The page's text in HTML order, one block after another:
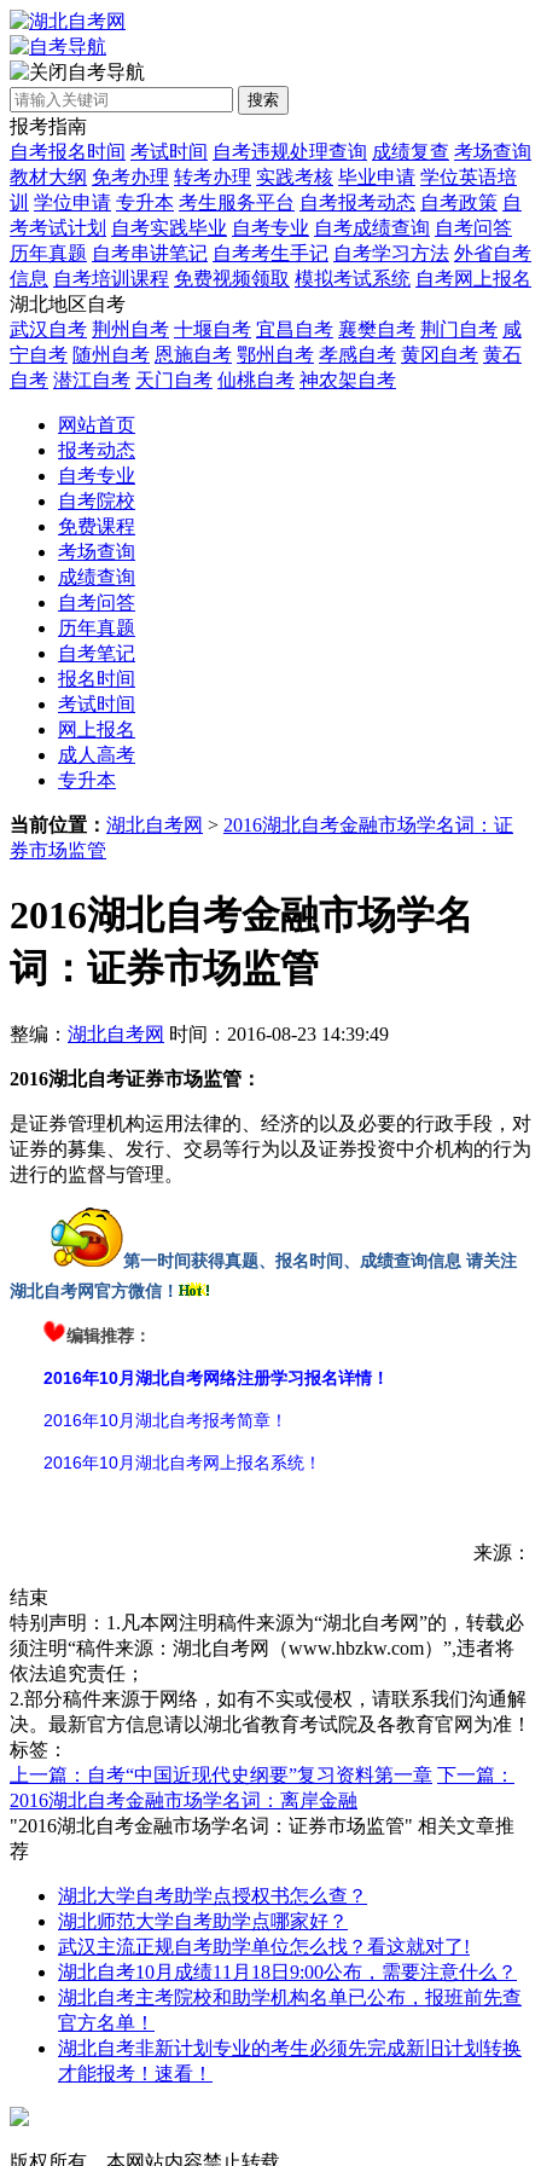
自考导航
搜索
报考指南
自考报名时间 考试时间 自考违规处理查询 成绩复查 考场查询
教材大纲 免考办理 转考办理 实践考核 毕业申请 学位英语培
训 学位申请 专升本 考生服务平台 自考报考动态 自考政策 自
考考试计划 自考实践毕业 自考专业 自考成绩查询 自考问答
历年真题 自考串讲笔记 自考考生手记 自考学习方法 外省自考
信息 自考培训课程 免费视频领取 模拟考试系统 自考网上报名
湖北地区自考
武汉自考 荆州自考 十堰自考 宜昌自考 襄樊自考 荆门自考 咸
宁自考 随州自考 恩施自考 鄂州自考 孝感自考 黄冈自考 黄石
自考 潜江自考 天门自考 仙桃自考 神农架自考
网站首页
报考动态
自考专业
自考院校
免费课程
考场查询
成绩查询
自考问答
历年真题
自考笔记
报名时间
考试时间
网上报名
成人高考
专升本
当前位置： 湖北自考网 > 2016湖北自考金融市场学名词：证
券市场监管
2016湖北自考金融市场学名
词：证券市场监管
整编： 湖北自考网 时间：2016-08-23 14:39:49
2016湖北自考证券市场监管：
是证券管理机构运用法律的、经济的以及必要的行政手段，对
证券的募集、发行、交易等行为以及证券投资中介机构的行为
进行的监督与管理。
第一时间获得真题、报名时间、成绩查询信息 请关注
湖北自考网官方微信！
编辑推荐：
2016年10月湖北自考网络注册学习报名详情！
2016年10月湖北自考报考简章！
2016年10月湖北自考网上报名系统！
来源：
结束
特别声明：1.凡本网注明稿件来源为“湖北自考网”的，转载必
须注明“稿件来源：湖北自考网（www.hbzkw.com）”,违者将
依法追究责任；
2.部分稿件来源于网络，如有不实或侵权，请联系我们沟通解
决。最新官方信息请以湖北省教育考试院及各教育官网为准！
标签：
上一篇：自考“中国近现代史纲要”复习资料第一章 下一篇：
2016湖北自考金融市场学名词：离岸金融
"2016湖北自考金融市场学名词：证券市场监管" 相关文章推
荐
湖北大学自考助学点授权书怎么查？
湖北师范大学自考助学点哪家好？
武汉主流正规自考助学单位怎么找？看这就对了!
湖北自考10月成绩11月18日9:00公布，需要注意什么？
湖北自考主考院校和助学机构名单已公布，报班前先查
官方名单！
湖北自考非新计划专业的考生必须先完成新旧计划转换
才能报考！速看！
版权所有，本网站内容禁止转载